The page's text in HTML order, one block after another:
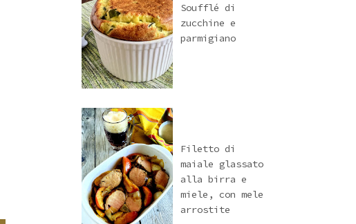
Soufflé di
zucchine e
parmigiano
Filetto di
maiale glassato
alla birra e
miele, con mele
arrostite